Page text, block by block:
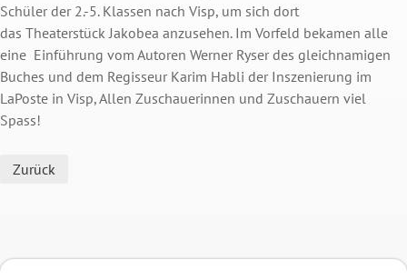
Schüler der 2.-5. Klassen nach Visp, um sich dort
das Theaterstück Jakobea anzusehen. Im Vorfeld bekamen alle
eine Einführung vom Autoren Werner Ryser des gleichnamigen
Buches und dem Regisseur Karim Habli der Inszenierung im
LaPoste in Visp, Allen Zuschauerinnen und Zuschauern viel
Spass!
Zurück